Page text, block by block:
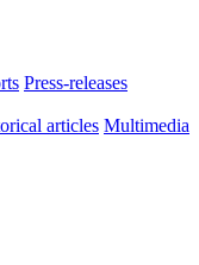
Press-releases
articles Multimedia